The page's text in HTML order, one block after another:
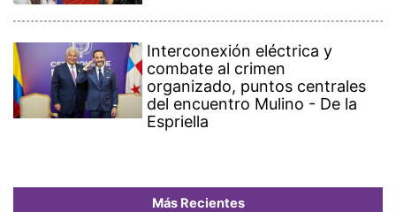
Interconexión eléctrica y
combate al crimen
organizado, puntos centrales
del encuentro Mulino - De la
Espriella
Más Recientes